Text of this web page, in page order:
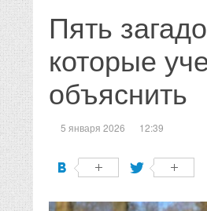
Пять
которые
объяснить
5 января 2026 12:39